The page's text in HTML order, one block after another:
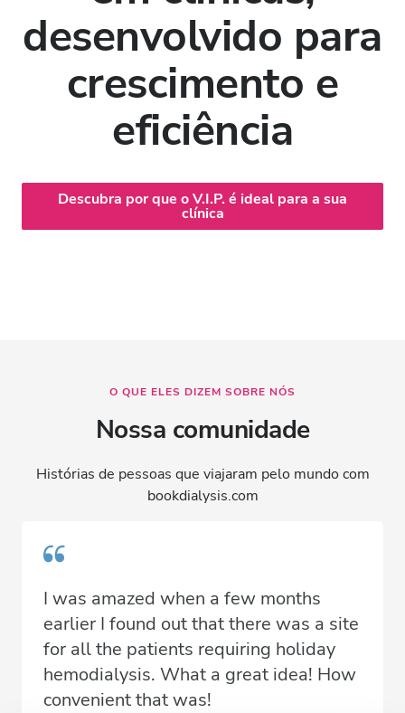
desenvolvido para
crescimento e
eficiência
Descubra por que o V.I.P. é ideal para a sua
clínica
O QUE ELES DIZEM SOBRE NÓS
Nossa comunidade
Histórias de pessoas que viajaram pelo mundo com
bookdialysis.com
I was amazed when a few months
earlier I found out that there was a site
for all the patients requiring holiday
hemodialysis. What a great idea! How
convenient that was!